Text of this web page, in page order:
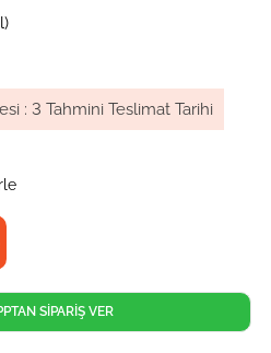
: 3 Tahmini Teslimat Tarihi
SİPARİŞ VER